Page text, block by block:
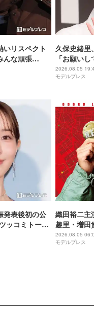
いリスペクト
んな頑張
【キングダ
久保史緒里
「お願い
間」【世界
2026.08.05
モデルプレス
発表後初の公
ッコミトーク
」【5秒で完
織田裕二主
趣里・増田
ー紹介映像
る“謎のキ
2026.08.05
モデルプレス